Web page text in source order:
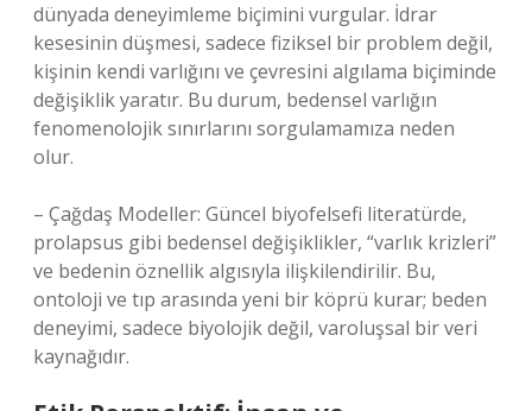
dünyada deneyimleme biçimini vurgular. İdrar
kesesinin düşmesi, sadece fiziksel bir problem değil,
kişinin kendi varlığını ve çevresini algılama biçiminde
değişiklik yaratır. Bu durum, bedensel varlığın
fenomenolojik sınırlarını sorgulamamıza neden
olur.
– Çağdaş Modeller: Güncel biyofelsefi literatürde,
prolapsus gibi bedensel değişiklikler, “varlık krizleri”
ve bedenin öznellik algısıyla ilişkilendirilir. Bu,
ontoloji ve tıp arasında yeni bir köprü kurar; beden
deneyimi, sadece biyolojik değil, varoluşsal bir veri
kaynağıdır.